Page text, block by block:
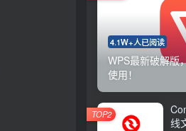
4.1W+人已阅读
WPS最新破解版
使用！
线
TOP2